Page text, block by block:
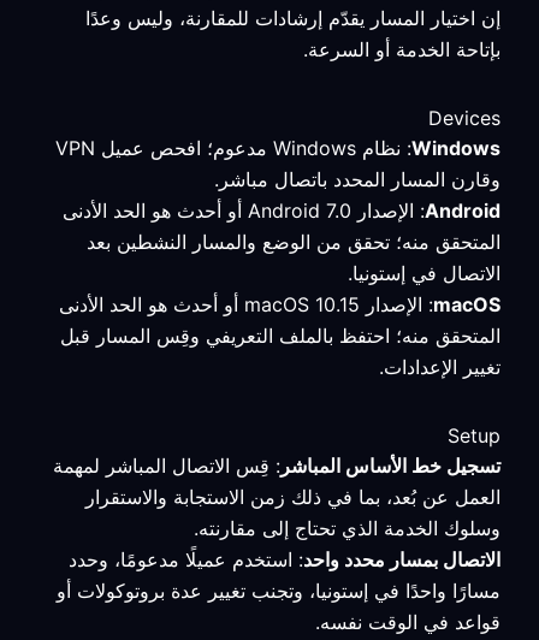
إن اختيار المسار يقدّم إرشادات للمقارنة، وليس وعدًا
بإتاحة الخدمة أو السرعة.
Devices
Windows
: نظام Windows مدعوم؛ افحص عميل VPN
وقارن المسار المحدد باتصال مباشر.
Android
: الإصدار Android 7.0 أو أحدث هو الحد الأدنى
المتحقق منه؛ تحقق من الوضع والمسار النشطين بعد
الاتصال في إستونيا.
macOS
: الإصدار macOS 10.15 أو أحدث هو الحد الأدنى
المتحقق منه؛ احتفظ بالملف التعريفي وقِس المسار قبل
تغيير الإعدادات.
Setup
تسجيل خط الأساس المباشر : قِس الاتصال المباشر لمهمة
العمل عن بُعد، بما في ذلك زمن الاستجابة والاستقرار
وسلوك الخدمة الذي تحتاج إلى مقارنته.
الاتصال بمسار محدد واحد: استخدم عميلًا مدعومًا، وحدد
مسارًا واحدًا في إستونيا، وتجنب تغيير عدة بروتوكولات أو
قواعد في الوقت نفسه.